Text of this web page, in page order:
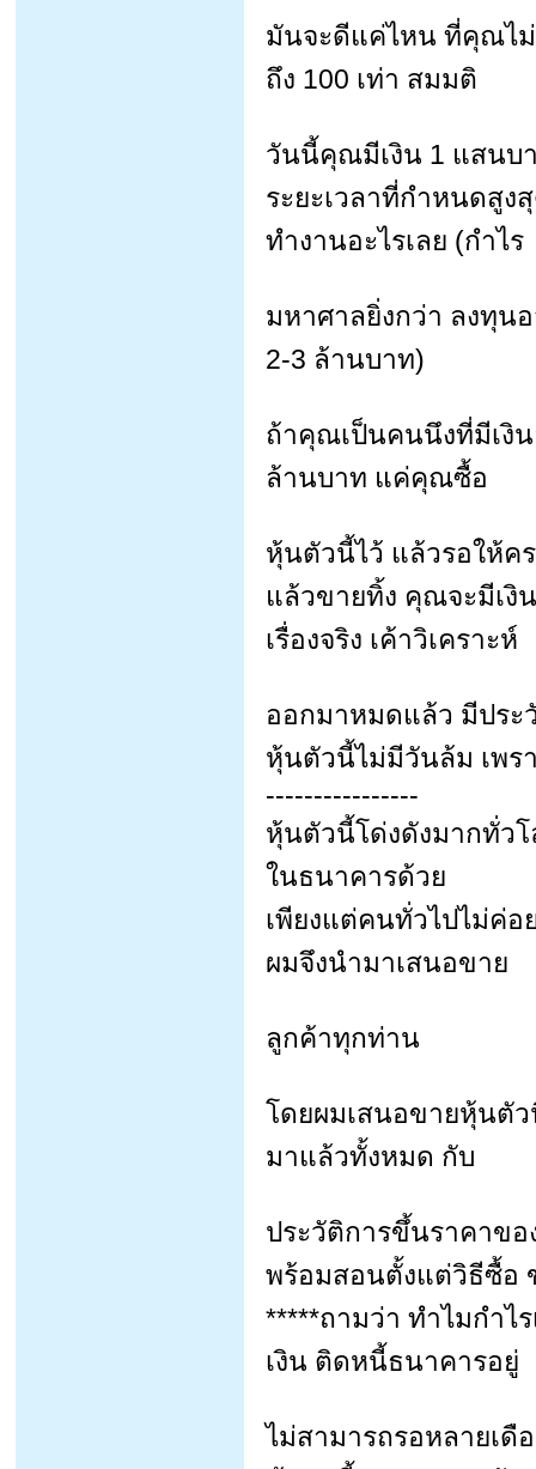
มันจะดีแค่ไหน ที่คุณไ
ถึง 100 เท่า สมมติ
วันนี้คุณมีเงิน 1 แสนบ
ระยะเวลาที่กำหนดสูง
ทำงานอะไรเลย (กำไร
มหาศาลยิ่งกว่า ลงทุน
2-3 ล้านบาท)
ถ้าคุณเป็นคนนึงที่มีเงิ
ล้านบาท แค่คุณซื้อ
หุ้นตัวนี้ไว้ แล้วรอให้ค
แล้วขายทิ้ง คุณจะมีเงิ
เรื่องจริง เค้าวิเคราะห์
ออกมาหมดแล้ว มีประ
หุ้นตัวนี้ไม่มีวันล้ม เพร
----------------
หุ้นตัวนี้โด่งดังมากทั่ว
ในธนาคารด้วย
เพียงแต่คนทั่วไปไม่ค่
ผมจึงนำมาเสนอขาย
ลูกค้าทุกท่าน
โดยผมเสนอขายหุ้นตั
มาแล้วทั้งหมด กับ
ประวัติการขึ้นราคาข
พร้อมสอนตั้งแต่วิธีซื้อ
*****ถามว่า ทำไมกำไ
เงิน ติดหนี้ธนาคารอยู่
ไม่สามารถรอหลายเดื